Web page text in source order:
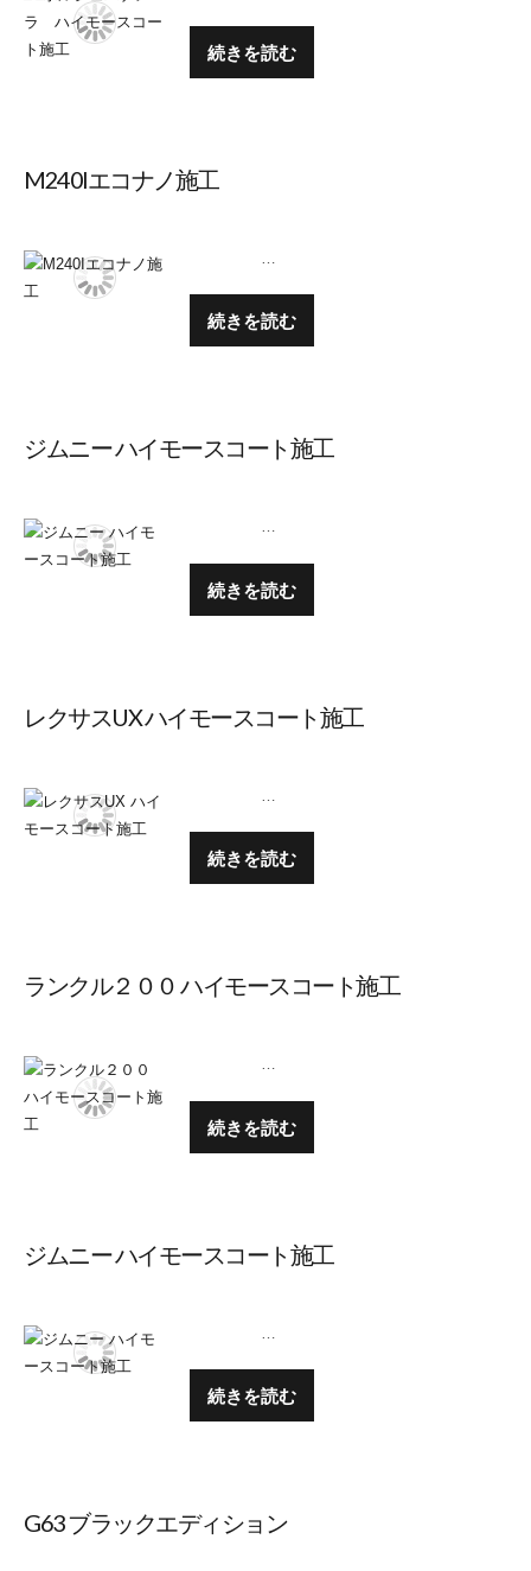
続きを読む
M240Iエコナノ施工
続きを読む
ジムニー ハイモースコート施工
…
続きを読む
レクサスUX ハイモースコート施工
続きを読む
ランクル２００ ハイモースコート施工
…
続きを読む
ジムニー ハイモースコート施工
続きを読む
G63 ブラックエディション